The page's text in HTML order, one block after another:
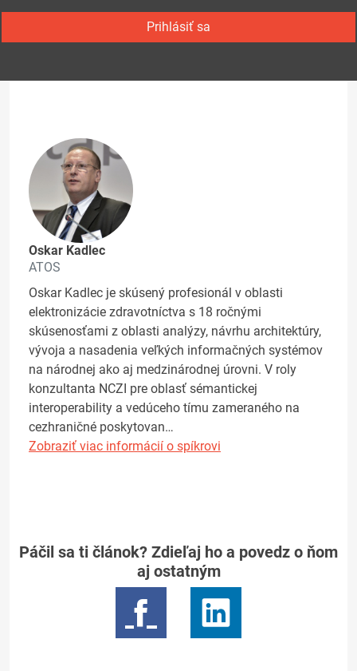
Prihlásiť sa
Oskar Kadlec
ATOS
Oskar Kadlec je skúsený profesionál v oblasti
elektronizácie zdravotníctva s 18 ročnými
skúsenosťami z oblasti analýzy, návrhu architektúry,
vývoja a nasadenia veľkých informačných systémov
na národnej ako aj medzinárodnej úrovni. V roly
konzultanta NCZI pre oblasť sémantickej
interoperability a vedúceho tímu zameraného na
cezhraničné poskytovan…
Zobraziť viac informácií o spíkrovi
Páčil sa ti článok? Zdieľaj ho a povedz o ňom
aj ostatným